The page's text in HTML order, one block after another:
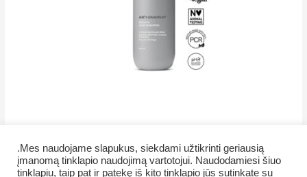
Copyright © 2026 NamaMama.lt
.Mes naudojame slapukus, siekdami užtikrinti geriausią
įmanomą tinklapio naudojimą vartotojui. Naudodamiesi šiuo
tinklapiu, taip pat ir patekę iš kito tinklapio jūs sutinkate su